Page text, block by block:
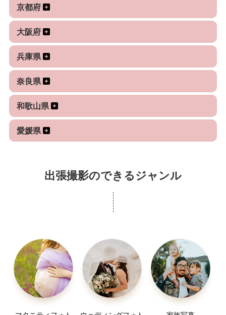
京都府
大阪府
兵庫県
奈良県
和歌山県
愛媛県
出張撮影のできるジャンル